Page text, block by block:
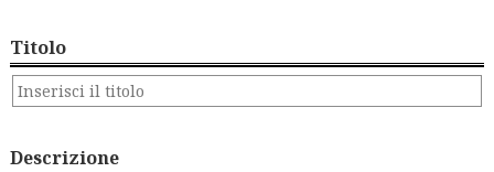
Titolo
Descrizione